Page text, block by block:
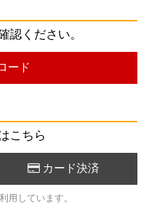
認ください。
ード
こちら
カード決済
用しています。